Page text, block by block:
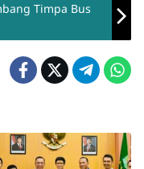
Timpa Bus